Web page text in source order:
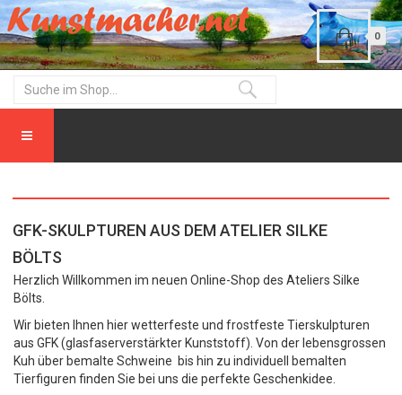
0
GFK-SKULPTUREN AUS DEM ATELIER SILKE
BÖLTS
Herzlich Willkommen im neuen Online-Shop des Ateliers Silke
Bölts.
Wir bieten Ihnen hier wetterfeste und frostfeste Tierskulpturen
aus GFK (glasfaserverstärkter Kunststoff). Von der lebensgrossen
Kuh über bemalte Schweine bis hin zu individuell bemalten
Tierfiguren finden Sie bei uns die perfekte Geschenkidee.